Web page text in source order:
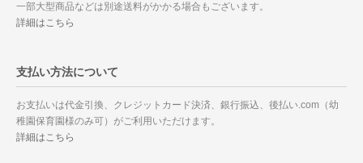
一部大型商品などは別途送料がかかる場合もございます。
詳細はこちら
支払い方法について
お支払いは代金引換、クレジットカード決済、銀行振込、後払い.com（幼
稚園保育園様のみ可）がご利用いただけます。
詳細はこちら